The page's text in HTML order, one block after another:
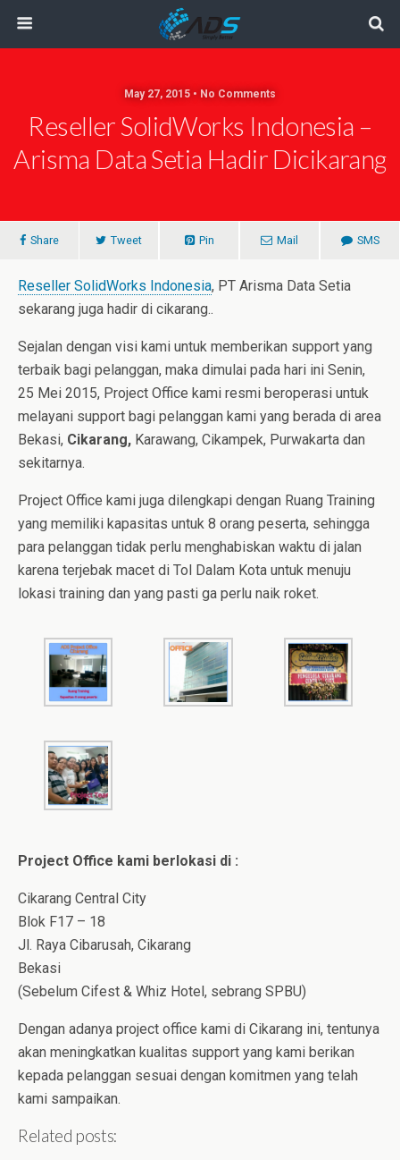
May 27, 2015 • No Comments
Reseller SolidWorks Indonesia –
Arisma Data Setia Hadir Dicikarang
Share Tweet Pin Mail SMS
Reseller SolidWorks Indonesia, PT Arisma Data Setia
sekarang juga hadir di cikarang..
Sejalan dengan visi kami untuk memberikan support yang
terbaik bagi pelanggan, maka dimulai pada hari ini Senin,
25 Mei 2015, Project Office kami resmi beroperasi untuk
melayani support bagi pelanggan kami yang berada di area
Bekasi, Cikarang, Karawang, Cikampek, Purwakarta dan
sekitarnya.
Project Office kami juga dilengkapi dengan Ruang Training
yang memiliki kapasitas untuk 8 orang peserta, sehingga
para pelanggan tidak perlu menghabiskan waktu di jalan
karena terjebak macet di Tol Dalam Kota untuk menuju
lokasi training dan yang pasti ga perlu naik roket.
Project Office kami berlokasi di :
Cikarang Central City
Blok F17 – 18
Jl. Raya Cibarusah, Cikarang
Bekasi
(Sebelum Cifest & Whiz Hotel, sebrang SPBU)
Dengan adanya project office kami di Cikarang ini, tentunya
akan meningkatkan kualitas support yang kami berikan
kepada pelanggan sesuai dengan komitmen yang telah
kami sampaikan.
Related posts: